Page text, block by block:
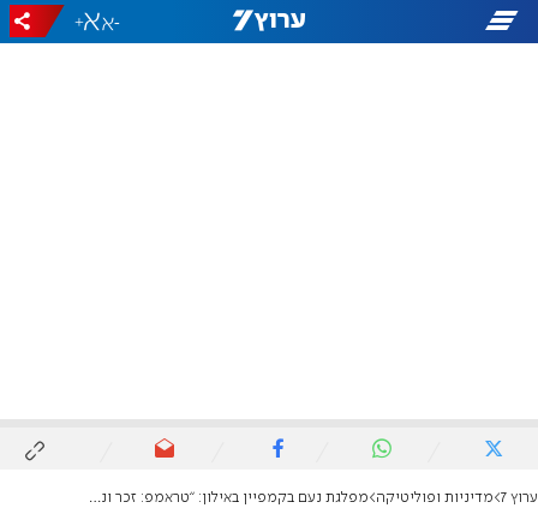
-
+
ערוץ 7 מדיניות ופוליטיקה מפלגת נעם בקמפיין באילון: “טראמפ: זכר ונקבה בלבד"